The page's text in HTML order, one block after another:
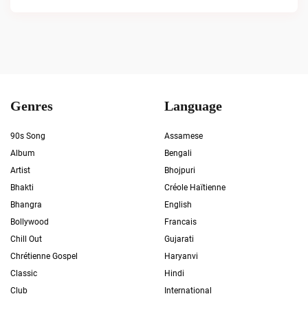
Genres
90s Song
Album
Artist
Bhakti
Bhangra
Bollywood
Chill Out
Chrétienne Gospel
Classic
Club
Language
Assamese
Bengali
Bhojpuri
Créole Haïtienne
English
Francais
Gujarati
Haryanvi
Hindi
International